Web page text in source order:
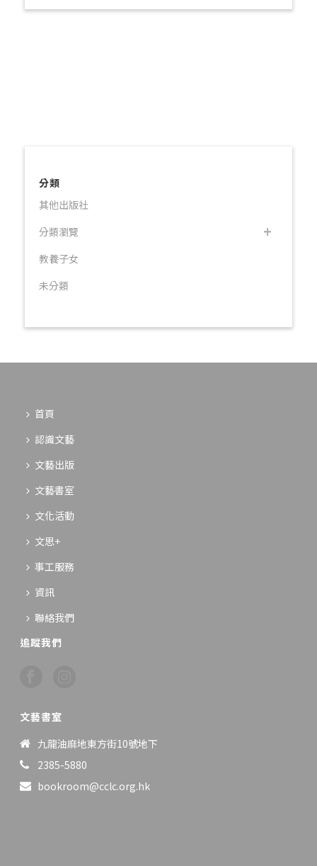
分類
其他出版社
分類瀏覽
教養子女
未分類
首頁
認識文藝
文藝出版
文藝書室
文化活動
文思+
事工服務
資訊
聯絡我們
追蹤我們
文藝書室
九龍油麻地東方街10號地下
2385-5880
bookroom@cclc.org.hk